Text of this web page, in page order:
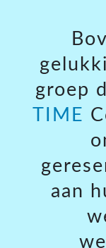
groep
TIME
aan